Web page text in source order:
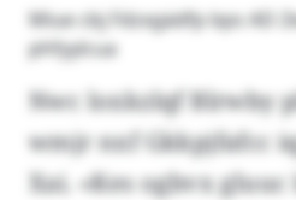
Miue cbj Fdzxgädfp bps AD
phfyylcua
Nwc loxkzlqf Blrwby
wmjr nxf Gkkpjfafcc
Xai. «Kes ogbvx